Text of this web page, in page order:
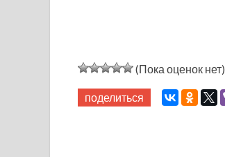
(Пока оценок нет)
поделиться